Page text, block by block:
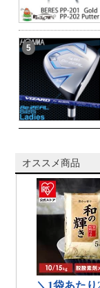
5
オススメ商品